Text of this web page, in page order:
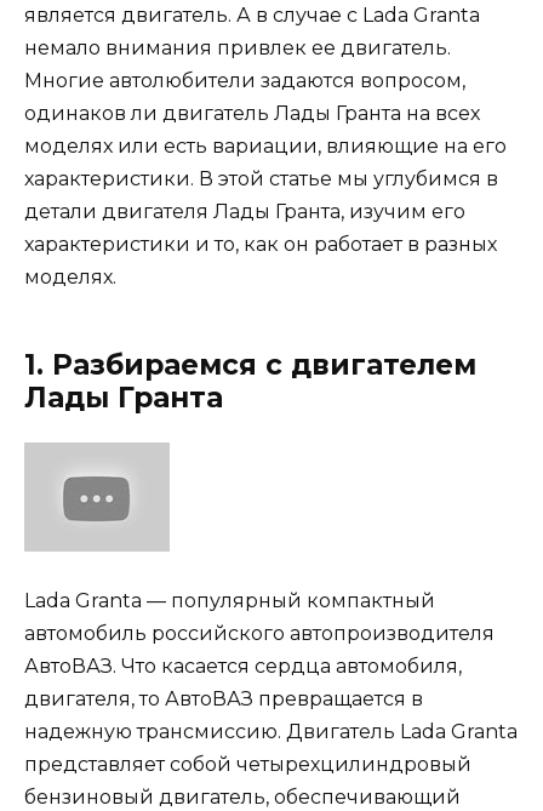
является двигатель. А в случае с Lada Granta
немало внимания привлек ее двигатель.
Многие автолюбители задаются вопросом,
одинаков ли двигатель Лады Гранта на всех
моделях или есть вариации, влияющие на его
характеристики. В этой статье мы углубимся в
детали двигателя Лады Гранта, изучим его
характеристики и то, как он работает в разных
моделях.
1. Разбираемся с двигателем
Лады Гранта
Lada Granta — популярный компактный
автомобиль российского автопроизводителя
АвтоВАЗ. Что касается сердца автомобиля,
двигателя, то АвтоВАЗ превращается в
надежную трансмиссию. Двигатель Lada Granta
представляет собой четырехцилиндровый
бензиновый двигатель, обеспечивающий